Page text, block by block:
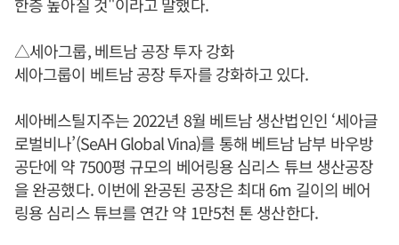
△세아그룹, 베트남 공장 투자 강화
세아그룹이 베트남 공장 투자를 강화하고 있다.
세아베스틸지주는 2022년 8월 베트남 생산법인인 ‘세아글
로벌비나’(SeAH Global Vina)를 통해 베트남 남부 바우방
공단에 약 7500평 규모의 베어링용 심리스 튜브 생산공장
을 완공했다. 이번에 완공된 공장은 최대 6m 길이의 베어
링용 심리스 튜브를 연간 약 1만5천 톤 생산한다.